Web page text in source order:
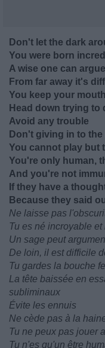
Don't let the dark
You were born
A wise one can
From far away it's
You keep your
Head down trying to
Avoid any trouble
Don't giving in to the
You cannot play but
You're only human,
And you're not
If they have a
Because they said
Ne laisse pas
Tu es né incroyable et
Un sage peut
De loin, il est difficile
Tu gardes la bouche
La tête baissée en
subliminaux
Évite les ennuis
Ne cède pas à la
Tu ne peux pas jouer
Tu n'es qu'un être